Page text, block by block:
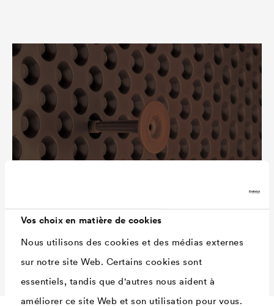
Vos choix en matière de cookies
Nous utilisons des cookies et des médias externes
sur notre site Web. Certains cookies sont
essentiels, tandis que d'autres nous aident à
améliorer ce site Web et son utilisation pour vous.